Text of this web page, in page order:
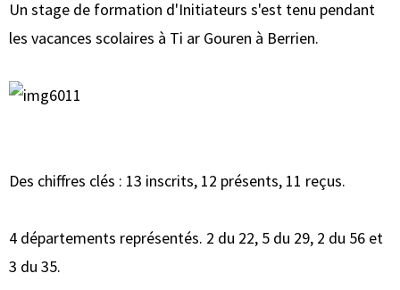
Un stage de formation d'Initiateurs s'est tenu pendant
les vacances scolaires à Ti ar Gouren à Berrien.
Des chiffres clés : 13 inscrits, 12 présents, 11 reçus.
4 départements représentés. 2 du 22, 5 du 29, 2 du 56 et
3 du 35.